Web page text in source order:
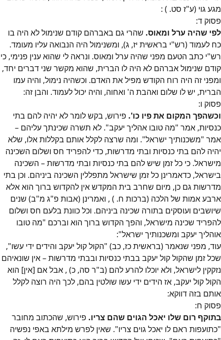
מגע גוי (ע"ז סט. ) :
פסוק ד:
לפי שהיה ערל ומאוס. שהרי גם באברהם קודם שנימול לא היה בו
כח לעמוד (רש"י בראשית יז, ג), ומשנימול היה הנבואה עליו מעומד.
רש"י כתב הטעם מפני שהיה ערל ומאוס. ונראה לי שהוא ענין פנימי, כי
קודם שנימול אברהם לא היה לו הברית, שהוא מקשר שני דברים יחד,
ומפני זה היה רוח הקודש מפיל את האדם. וכשהיה נימול, והיה עמו
הברית, יש לו שלום ואהבת ה' ואחוה, והיה יכול לעמוד. והבן זה:
פסוק ו:
וכשהפך המקום את פיו כו'. פירוש, בקש לומר לא יהיה להם בתי
כנסיות, אמר "מה טובו אהליך יעקב". לא תשרה שכינתך עליהם –
אמר "משכנותיך ישראל". ומה שרצה לקלל אותם בקללות אלו, שלא
יהיה להם בתי כנסיות ובתי מדרשות, כדי להפריד חס ושלום השכינה
מישראל. כי כל זמן שיש להם בתי כנסיות ובתי מדרשות – השכינה
בישראל, כדאמרינן כל זמן שישראל מתפללין השכינה ביניהם. וכן בתי
מדרשות גם כן, מיום שחרב בית המקדש אין להקדוש ברוך הוא אלא
ארבע אמות של הלכה (ברכות ח. ) , ואמרינן (אבות פ"ג מ"ב) שנים
שיושבים ועוסקים בתורה שכינה ביניהם. וכל כוונת בלעם חס ושלום
להפריד שכינה מישראל, והפך הקדוש ברוך הוא וברכם "מה טובו
אוהליך יעקב ומשכנותיך ישראל":
‎עוד, מפני שנאמר (בראשית כז, כב) "הקול קול יעקב והידים ידי עשו",
שכל זמן שהקול קול יעקב בבתי כנסיות ובבתי מדרשות – אין שונאיהם
נזקקין לישראל, ולא יוכלו להרע להם (ב"ר סה, כ) , אבל אם [אין] הוא
הקול קול יעקב, אז הידים ידי עשו שולטין בהם, לכך היה רוצה לקלל
אותם בזה דווקא:
פסוק ח:
בתוקף רום שלו יאכל הגוים שהם צריו. פירוש, שהכתוב מחובר
"כתועפות ראם לו יאכל גוים צריו". שאין לפרש מילתא באפי נפשיה